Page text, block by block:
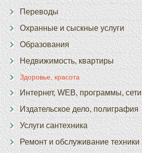
Переводы
Охранные и сыскные услуги
Образования
Недвижимость, квартиры
Здоровье, красота
Интернет, WEB, программы, сети
Издательское дело, полиграфия
Услуги сантехника
Ремонт и обслуживание техники